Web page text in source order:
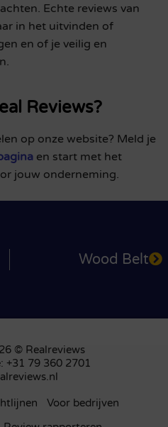
Echte reviews van
in het uitvinden of
en of je veilig en
Reviews?
op onze website? Meld je
en start met het
jouw onderneming.
Wood Belt
© Realreviews
+31 79 360 2701
Voor bedrijven